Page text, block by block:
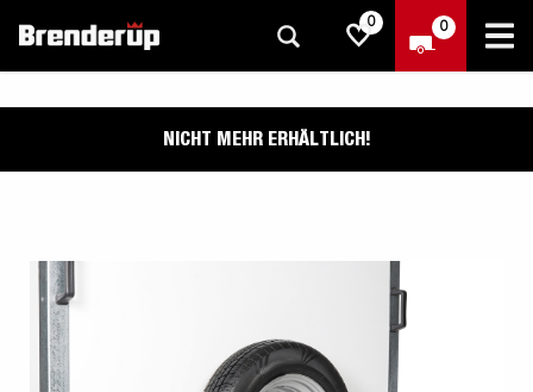
0 0
NICHT MEHR ERHÄLTLICH!